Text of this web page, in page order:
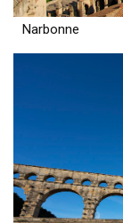
Narbonne